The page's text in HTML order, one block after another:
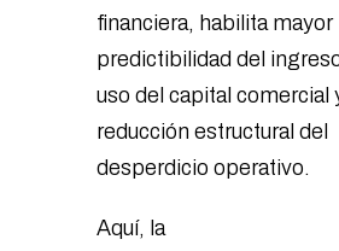
financiera, habilita mayor
predictibilidad del
uso del capital comercial
reducción estructural del
desperdicio operativo.
Aquí, la